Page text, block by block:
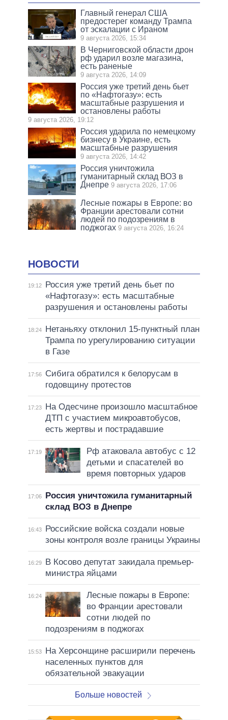
Главный генерал США
предостерег команду Трампа
от эскалации с Ираном
9 августа 2026, 15:34
В Черниговской области дрон
рф ударил возле магазина,
есть раненые
9 августа 2026, 14:09
Россия уже третий день бьет
по «Нафтогазу»: есть
масштабные разрушения и
остановлены работы
9 августа 2026, 19:12
Россия ударила по немецкому
бизнесу в Украине, есть
масштабные разрушения
9 августа 2026, 14:42
Россия уничтожила
гуманитарный склад ВОЗ в
Днепре 9 августа 2026, 17:06
Лесные пожары в Европе: во
Франции арестовали сотни
людей по подозрениям в
поджогах 9 августа 2026, 16:24
НОВОСТИ
19:12
Россия уже третий день бьет по
«Нафтогазу»: есть масштабные
разрушения и остановлены работы
18:24
Нетаньяху отклонил 15-пунктный план
Трампа по урегулированию ситуации
в Газе
17:56
Сибига обратился к белорусам в
годовщину протестов
17:23
На Одесчине произошло масштабное
ДТП с участием микроавтобусов,
есть жертвы и пострадавшие
17:19
Рф атаковала автобус с 12
детьми и спасателей во
время повторных ударов
17:06
Россия уничтожила гуманитарный
склад ВОЗ в Днепре
16:43
Российские войска создали новые
зоны контроля возле границы Украины
16:29
В Косово депутат закидала премьер-
министра яйцами
16:24
Лесные пожары в Европе:
во Франции арестовали
сотни людей по
подозрениям в поджогах
15:53
На Херсонщине расширили перечень
населенных пунктов для
обязательной эвакуации
Больше новостей